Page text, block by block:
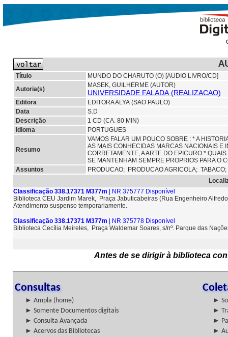
Título
MUNDO DO CHARUTO (O) [AUDIO LIVRO/CD]
Autoria(s)
MASEK, GUILHERME (AUTOR)
UNIVERSIDADE FALADA (REALIZACAO)
Editora
EDITORA ALYA (SAO PAULO)
Data
S.D
Descrição
1 CD (CA. 80 MIN)
Idioma
PORTUGUES
Resumo
VAMOS FALAR UM POUCO SOBRE : * A
AS MAIS CONHECIDAS MARCAS NACIONAIS E
CORRETAMENTE, A ARTE DO EPICURO *
SE MANTENHAM SEMPRE PROPRIOS PARA O
Assuntos
PRODUCAO; PRODUCAO AGRICOLA;
Classificação 338.17371 M377m | NR 375777 Disponível
Biblioteca CEU Jardim Marek, Praça Jabuticabeiras (Rua Engenheiro
Atendimento suspenso temporariamente.
Classificação 338.17371 M377m | NR 375778 Disponível
Biblioteca Cecília Meireles, Praça Waldemar Soares, s/nº. Parque das
Antes de se dirigir à biblioteca
Consultas
► Ampla (home)
►
► Somente Documentos digitais
►
► Consulta Avançada
►
► Acervos das Bibliotecas
►